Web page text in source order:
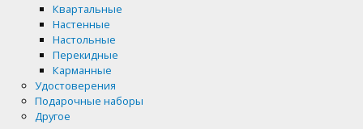
Квартальные
Настенные
Настольные
Перекидные
Карманные
Удостоверения
Подарочные наборы
Другое